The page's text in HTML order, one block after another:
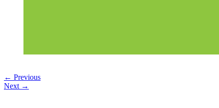
← Previous
Next →